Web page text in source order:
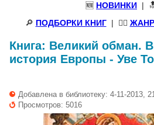
🆕 НОВИНКИ |
🔎 ПОДБОРКИ КНИГ| 🧝‍♀️
Книга: Великий обман.
история Европы - Уве
Добавлена в библиотеку: 4-11-2013,
Просмотров: 5016